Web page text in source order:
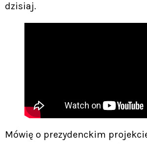
dzisiaj.
Mówię o prezydenckim